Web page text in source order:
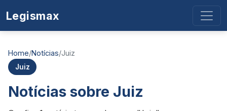
Legismax
Home/Notícias/Juiz
Juiz
Notícias sobre Juiz